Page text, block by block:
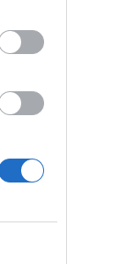
η
την
και
την